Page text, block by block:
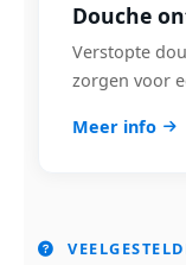
Douche
Verstopte
zorgen voor
Meer info